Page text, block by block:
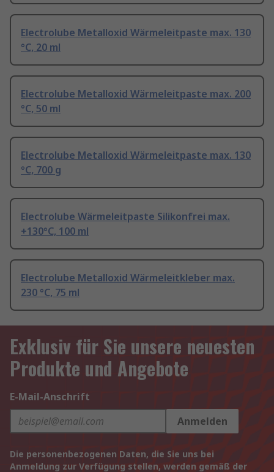
Electrolube Metalloxid Wärmeleitpaste max. 130
°C, 20 ml
Electrolube Metalloxid Wärmeleitpaste max. 200
°C, 50 ml
Electrolube Metalloxid Wärmeleitpaste max. 130
°C, 700 g
Electrolube Wärmeleitpaste Silikonfrei max.
+130°C, 100 ml
Electrolube Metalloxid Wärmeleitkleber max.
230 °C, 75 ml
Exklusiv für Sie unsere neuesten
Produkte und Angebote
E-Mail-Anschrift
Anmelden
Die personenbezogenen Daten, die Sie uns bei
Anmeldung zur Verfügung stellen, werden gemäß der